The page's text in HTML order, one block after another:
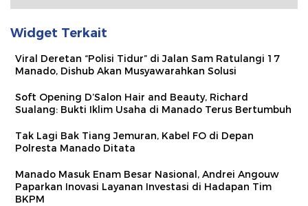
Widget Terkait
Viral Deretan “Polisi Tidur” di Jalan Sam Ratulangi 17
Manado, Dishub Akan Musyawarahkan Solusi
Soft Opening D’Salon Hair and Beauty, Richard
Sualang: Bukti Iklim Usaha di Manado Terus Bertumbuh
Tak Lagi Bak Tiang Jemuran, Kabel FO di Depan
Polresta Manado Ditata
Manado Masuk Enam Besar Nasional, Andrei Angouw
Paparkan Inovasi Layanan Investasi di Hadapan Tim
BKPM